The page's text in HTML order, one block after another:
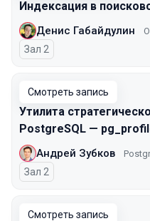
Индексация в
Денис Габайдулин
Зал 2
Смотреть запись
Утилита
PostgreSQL —
Андрей Зубков
Зал 2
Смотреть запись